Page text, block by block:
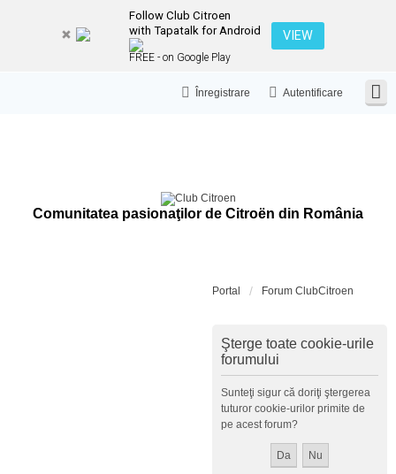
Follow Club Citroen
with Tapatalk for Android
FREE - on Google Play
VIEW
Autentificare
Înregistrare
Comunitatea pasionaţilor de Citroën din România
Portal Forum ClubCitroen
Şterge toate cookie-urile
forumului
Sunteţi sigur că doriţi ştergerea
tuturor cookie-urilor primite de
pe acest forum?